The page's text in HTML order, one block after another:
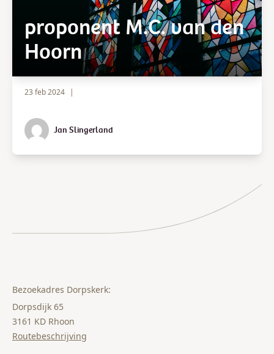
proponent M.C. van den
Hoorn
23 feb 2024 |
Jan Slingerland
Bezoekadres Dorpskerk:
Dorpsdijk 65
3161 KD Rhoon
Routebeschrijving